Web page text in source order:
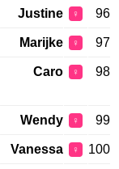
96
♀
Justine
97
♀
Marijke
98
♀
Caro
99
♀
Wendy
100
♀
Vanessa